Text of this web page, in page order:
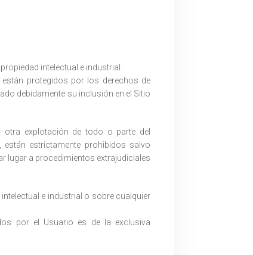
intelectual e industrial.
protegidos por los derechos de
debidamente su inclusión en el Sitio
otra explotación de todo o parte del
estrictamente prohibidos salvo
lugar a procedimientos extrajudiciales
e industrial o sobre cualquier
por el Usuario es de la exclusiva